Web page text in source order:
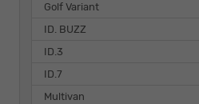
Golf Variant
ID. BUZZ
ID.3
ID.7
Multivan